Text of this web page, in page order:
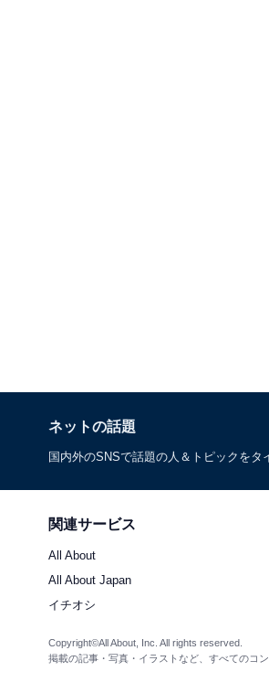
ネットの話題
国内外のSNSで話題の人＆トピックを
関連サービス
All About
All About Japan
イチオシ
Copyright©All About, Inc. All rights reserved.
掲載の記事・写真・イラストなど、すべてのコ